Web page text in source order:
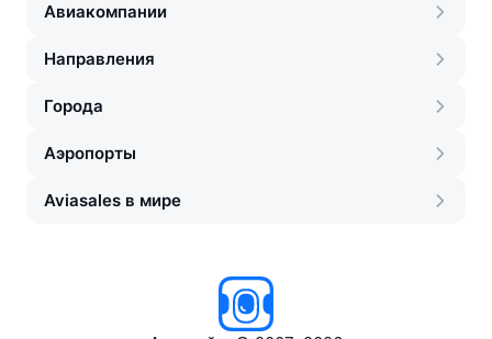
Авиакомпании
Направления
Города
Аэропорты
Aviasales в мире